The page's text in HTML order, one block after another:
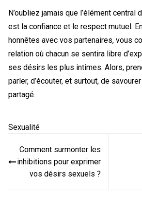
N’oubliez jamais que l’élément central
est la confiance et le respect mutuel.
honnêtes avec vos partenaires, vous
relation où chacun se sentira libre
ses désirs les plus intimes. Alors,
parler, d’écouter, et surtout, de
partagé.
Sexualité
de
l’article
Comment surmonter les
inhibitions pour exprimer
vos désirs sexuels ?